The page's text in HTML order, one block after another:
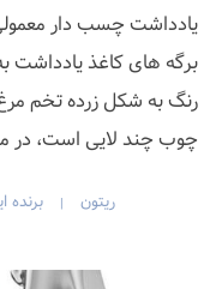
یادداشت چسب دار
برگه های کاغذ
رنگ به شکل زرده تخم
چوب چند لایی است،
ریتون | برنده